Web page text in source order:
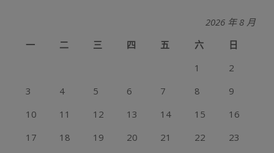
2026 年 8 月
一
二 三 四 五 六
日
1
2
3
4 5 6 7 8
9
10
11 12 13 14 15
16
17
18 19 20 21 22
23